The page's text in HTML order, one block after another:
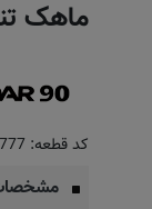
ماهک
کد قطعه: